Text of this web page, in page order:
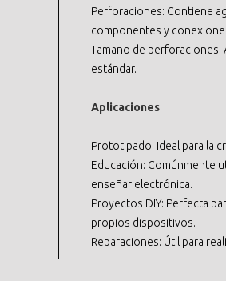
Perforaciones: Contiene
componentes y
Tamaño de
estándar.
Aplicaciones
Prototipado: Ideal para la
Educación: Comúnmente
enseñar electrónica.
Proyectos DIY: Perfecta
propios dispositivos.
Reparaciones: Útil para